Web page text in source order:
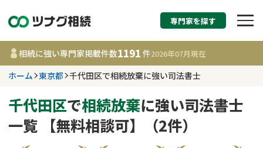
相続税申告・相続手
す
東京都
事務所 1191
専門家を探す
相続に強い専門家掲載件数1191 件2026年07月現在
ホーム 東京都 千代田区で相続放棄に強い司法書士
千代田区で相続放棄に強い司法書士
一覧 【無料相談可】（2件）